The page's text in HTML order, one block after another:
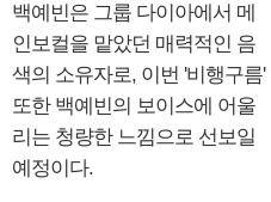
백예빈은 그룹 다이아에서 메
인보컬을 맡았던 매력적인 음
색의 소유자로, 이번 '비행구름'
또한 백예빈의 보이스에 어울
리는 청량한 느낌으로 선보일
예정이다.